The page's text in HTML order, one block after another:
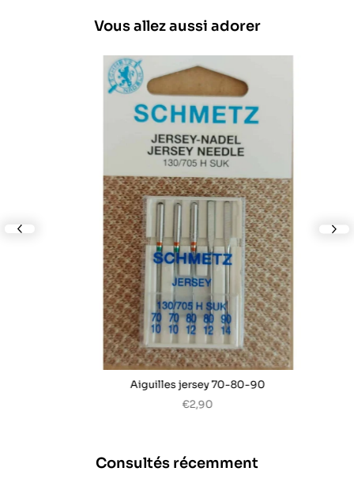
Vous allez aussi adorer
Aiguilles jersey 70-80-90
€2,90
Consultés récemment